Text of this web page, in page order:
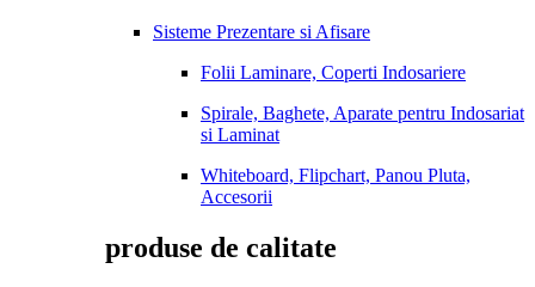
Sisteme Prezentare si Afisare
Folii Laminare, Coperti Indosariere
Spirale, Baghete, Aparate pentru Indosariat
si Laminat
Whiteboard, Flipchart, Panou Pluta,
Accesorii
produse de calitate